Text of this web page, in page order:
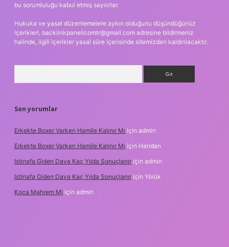
bu sorumluluğu kabul etmiş sayılırlar.
Hukuka ve yasal düzenlemelere aykırı olduğunu düşündüğünüz
içerikleri, backlinkpanelicomtr@gmail.com adresine bildirmeniz
halinde, ilgili içerikler yasal süre içerisinde sitemizden kaldırılacaktır.
Son yorumlar
Erkekte Boxer Varken Hamile Kalınır Mı için admin
Erkekte Boxer Varken Hamile Kalınır Mı için Handan
Istinafa Giden Dava Kaç Yılda Sonuçlanır için admin
Istinafa Giden Dava Kaç Yılda Sonuçlanır için Yörük
Koca Mahrem Mi için admin